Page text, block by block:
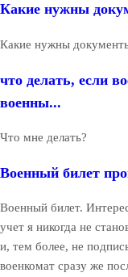
Какие нужны
Какие нужны
что делать, если
военны...
Что мне делать?
Военный билет
Военный билет.
учет я никогда не
и, тем более, не
военкомат сразу же